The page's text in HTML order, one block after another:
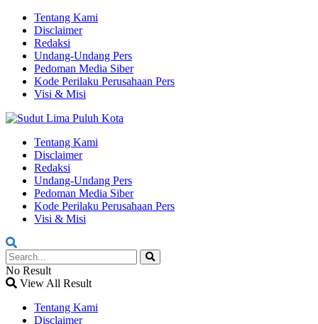
Tentang Kami
Disclaimer
Redaksi
Undang-Undang Pers
Pedoman Media Siber
Kode Perilaku Perusahaan Pers
Visi & Misi
Tentang Kami
Disclaimer
Redaksi
Undang-Undang Pers
Pedoman Media Siber
Kode Perilaku Perusahaan Pers
Visi & Misi
No Result
View All Result
Tentang Kami
Disclaimer